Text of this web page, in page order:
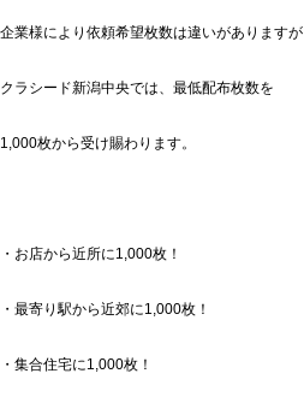
企業様により依頼希望枚数は違いがありますが
クラシード新潟中央では、最低配布枚数を
1,000枚から受け賜わります。
・お店から近所に1,000枚！
・最寄り駅から近郊に1,000枚！
・集合住宅に1,000枚！